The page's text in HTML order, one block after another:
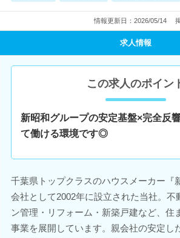
情報更新日：2026/05/14
求人情報
この求人のポイン
新昭和グループの安定基盤×完全反
て働ける環境です◎
千葉県トップクラスのハウスメーカー『
会社として2002年に設立された当社。不
ン管理・リフォーム・新築戸建など、住
事業を展開しています。親会社の安定し